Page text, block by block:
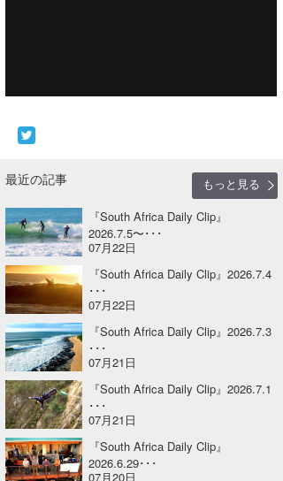
最近の記事
もっと見る
『South Africa Daily Clip』
2026.7.5〜･･･
07月22日
『South Africa Daily Clip』2026.7.4
･･･
07月22日
『South Africa Daily Clip』2026.7.3
･･･
07月21日
『South Africa Daily Clip』2026.7.1
･･･
07月21日
『South Africa Daily Clip』
2026.6.29･･･
07月20日
Yoshiyuki Obata
arukasvision
DELTA FORCE SURF
CBA Films
熊谷素子
WAVAL
中浦“JET”章
嵯峨明日香
進士剛光
田原啓江
植村未来
NOBUFUKU
大野”MAR”修聖
喜納海人
☆加藤
+☆maki☆+
Aichan
chan-U
ECE
G◎Da
H
KID
KOBU
波伝説